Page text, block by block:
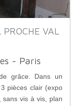
VAL
- Paris
grâce. Dans un
pièces clair (expo
sans vis à vis, plan